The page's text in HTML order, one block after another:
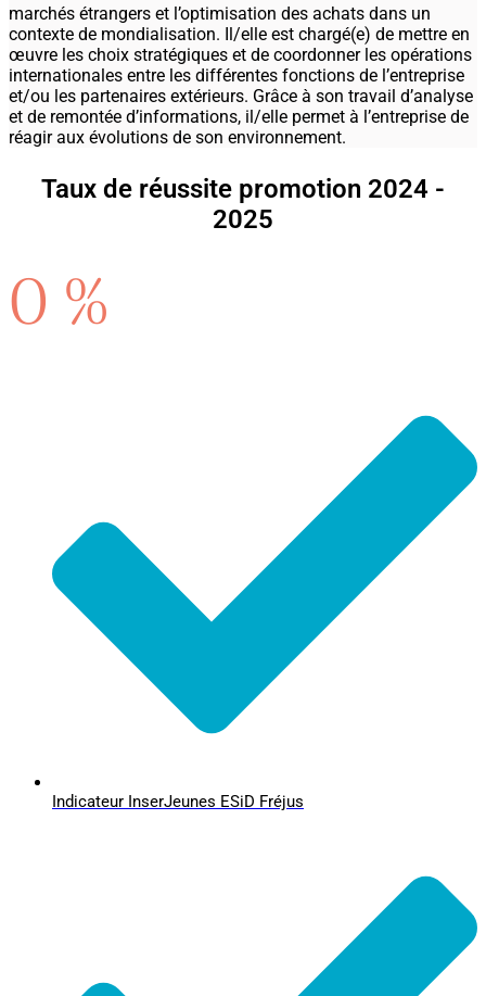
marchés étrangers et l’optimisation des achats dans un
contexte de mondialisation. Il/elle est chargé(e) de mettre en
œuvre les choix stratégiques et de coordonner les opérations
internationales entre les différentes fonctions de l’entreprise
et/ou les partenaires extérieurs. Grâce à son travail d’analyse
et de remontée d’informations, il/elle permet à l’entreprise de
réagir aux évolutions de son environnement.
Taux de réussite promotion 2024 -
2025
0 %
Indicateur InserJeunes ESiD Fréjus